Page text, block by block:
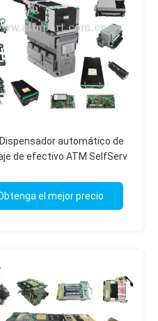
Dispensador automático de
de efectivo ATM SelfServ
el mejor precio